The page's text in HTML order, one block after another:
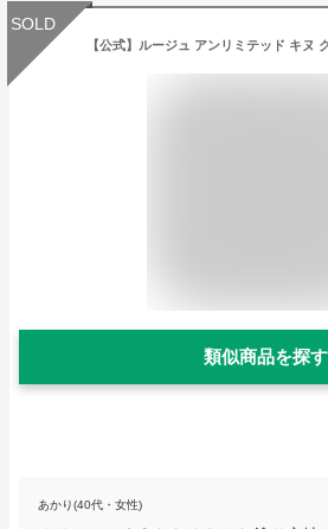
SOLD
類似商品を探す
あかり(40代・女性)